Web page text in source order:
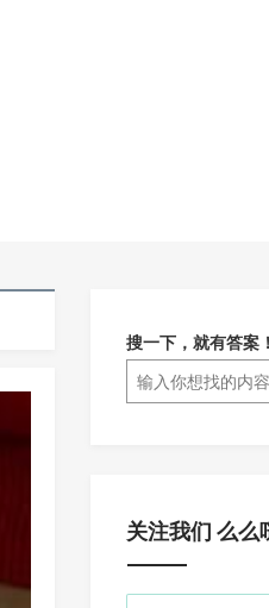
搜一下，就有答案！
关注我们 么么